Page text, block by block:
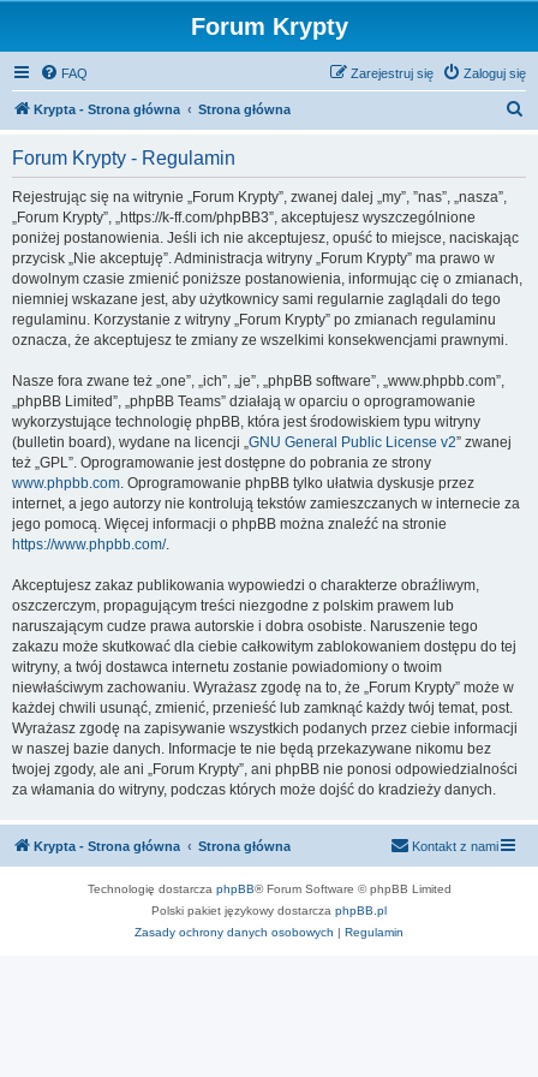
Forum Krypty
FAQ Zaloguj się
Zarejestruj się
Krypta - Strona główna Strona główna
Forum Krypty - Regulamin
Rejestrując się na witrynie „Forum Krypty”, zwanej dalej „my”, ”nas”, „nasza”,
„Forum Krypty”, „https://k-ff.com/phpBB3”, akceptujesz wyszczególnione
poniżej postanowienia. Jeśli ich nie akceptujesz, opuść to miejsce, naciskając
przycisk „Nie akceptuję”. Administracja witryny „Forum Krypty” ma prawo w
dowolnym czasie zmienić poniższe postanowienia, informując cię o zmianach,
niemniej wskazane jest, aby użytkownicy sami regularnie zaglądali do tego
regulaminu. Korzystanie z witryny „Forum Krypty” po zmianach regulaminu
oznacza, że akceptujesz te zmiany ze wszelkimi konsekwencjami prawnymi.
Nasze fora zwane też „one”, „ich”, „je”, „phpBB software”, „www.phpbb.com”,
„phpBB Limited”, „phpBB Teams” działają w oparciu o oprogramowanie
wykorzystujące technologię phpBB, która jest środowiskiem typu witryny
(bulletin board), wydane na licencji „GNU General Public License v2” zwanej
też „GPL”. Oprogramowanie jest dostępne do pobrania ze strony
www.phpbb.com. Oprogramowanie phpBB tylko ułatwia dyskusje przez
internet, a jego autorzy nie kontrolują tekstów zamieszczanych w internecie za
jego pomocą. Więcej informacji o phpBB można znaleźć na stronie
https://www.phpbb.com/.
Akceptujesz zakaz publikowania wypowiedzi o charakterze obraźliwym,
oszczerczym, propagującym treści niezgodne z polskim prawem lub
naruszającym cudze prawa autorskie i dobra osobiste. Naruszenie tego
zakazu może skutkować dla ciebie całkowitym zablokowaniem dostępu do tej
witryny, a twój dostawca internetu zostanie powiadomiony o twoim
niewłaściwym zachowaniu. Wyrażasz zgodę na to, że „Forum Krypty” może w
każdej chwili usunąć, zmienić, przenieść lub zamknąć każdy twój temat, post.
Wyrażasz zgodę na zapisywanie wszystkich podanych przez ciebie informacji
w naszej bazie danych. Informacje te nie będą przekazywane nikomu bez
twojej zgody, ale ani „Forum Krypty”, ani phpBB nie ponosi odpowiedzialności
za włamania do witryny, podczas których może dojść do kradzieży danych.
Krypta - Strona główna Strona główna Kontakt z nami
Technologię dostarcza phpBB® Forum Software © phpBB Limited
Polski pakiet językowy dostarcza phpBB.pl
Zasady ochrony danych osobowych | Regulamin